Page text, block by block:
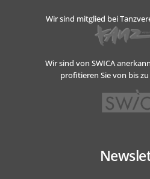
Wir sind mitglied bei
Wir sind von SWICA
profitieren Sie von bis zu